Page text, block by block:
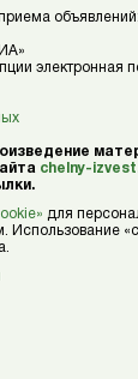
электронная
chelny-
для
Использование